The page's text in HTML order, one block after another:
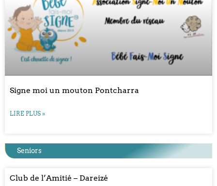
Signe moi un mouton Pontcharra
LIRE PLUS »
Seniors
Club de l’Amitié – Dareizé